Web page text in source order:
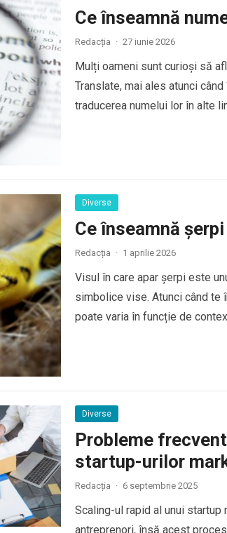
Ce înseamnă
Redacția · 27 iunie 2026
Mulți oameni sunt curioși să
Translate, mai ales atunci
traducerea numelui lor în alte
Diverse
Ce înseamnă
Redacția · 1 aprilie 2026
Visul în care apar șerpi este
simbolice vise. Atunci când te
poate varia în funcție de
Diverse
Probleme
startup-urilor
Redacția · 6 septembrie 2025
Scaling-ul rapid al unui
antreprenori, însă acest